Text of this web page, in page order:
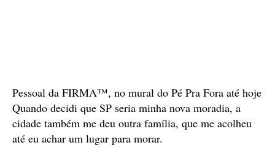
Pessoal da FIRMA™, no mural do Pé Pra Fora até hoje
Quando decidi que SP seria minha nova moradia, a
cidade também me deu outra família, que me acolheu
até eu achar um lugar para morar.